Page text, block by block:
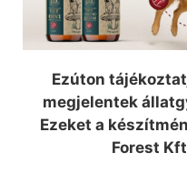
Csatlakozzon a
akcióinkról és
Ezúton
megjelentek
Ezeket a
Forest